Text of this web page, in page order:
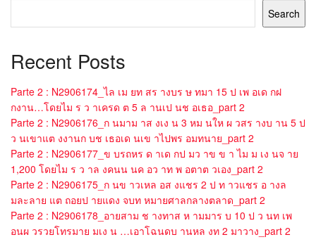
Search
Recent Posts
Parte 2 : N2906174_ไล เม ยท สร างบร ษ ทมา 15 ป เพ อเด กฝ
กงาน…โดยไม ร ว าเครด ต 5 ล านเป นช อเธอ_part 2
Parte 2 : N2906176_ก นมาม าส งเง น 3 หม นให ผ วสร างบ าน 5 ป
ว นเขาแต งงานก บช เธอเด นเข าไปพร อมทนาย_part 2
Parte 2 : N2906177_ข บรถหร ด าเด กป มว าข ข า ไม ม เง นจ าย
1,200 โดยไม ร ว าล งคนน นค อว าท พ อตาต วเอง_part 2
Parte 2 : N2906175_ก นข าวเหล อส งแชร 2 ป ท าวแชร อ างล
มละลาย แต ถอยป ายแดง จบท หมายศาลกลางตลาด_part 2
Parte 2 : N2906178_อายสาม ช างทาส ห ามมาร บ 10 ป ว นท เพ
อนผ วรวยโทรมาย มเง น …เอาโฉนดบ านหล งท 2 มาวาง_part 2